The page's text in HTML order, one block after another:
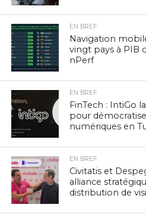
EN BREF
Navigation
vingt pays à PIB
nPerf
EN BREF
FinTech : IntiGo
pour
numériques en
EN BREF
Civitatis et
alliance
distribution de